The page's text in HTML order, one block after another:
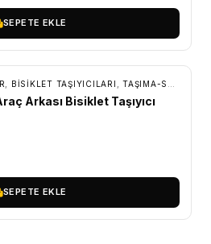
SEPETE EKLE
BISIKLET TAŞIYICILARI TAŞIMA-SAKLAMA
Arkası Bisiklet Taşıyıcı
SEPETE EKLE